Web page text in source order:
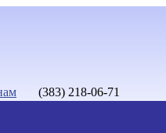
(383) 218-06-71